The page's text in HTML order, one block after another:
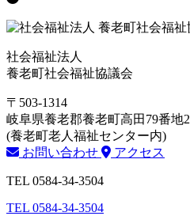
社会福祉法人
養老町社会福祉協議会
〒503-1314
岐阜県養老郡養老町高田79番地2
(養老町老人福祉センター内)
お問い合わせ
アクセス
TEL 0584-34-3504
TEL 0584-34-3504